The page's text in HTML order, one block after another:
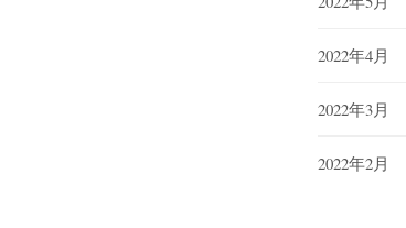
2022年4月
2022年3月
2022年2月